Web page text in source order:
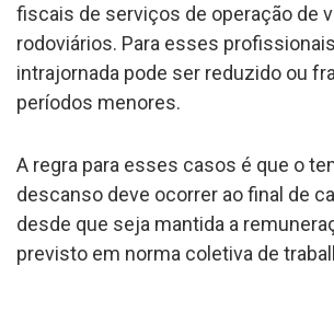
fiscais de serviços de operação de
rodoviários. Para esses
intrajornada pode ser reduzido ou
períodos menores.
A regra para esses casos é que o
descanso deve ocorrer ao final de
desde que seja mantida a
previsto em norma coletiva de